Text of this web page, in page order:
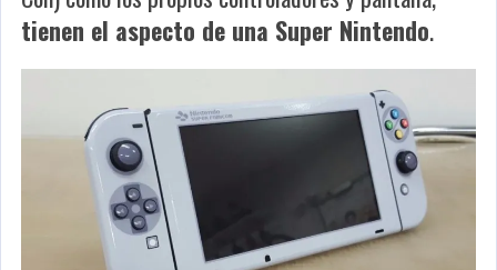
tienen el aspecto de una Super Nintendo.